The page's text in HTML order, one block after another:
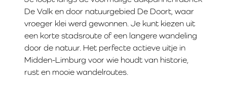
De Valk en door natuurgebied De Doort, waar
vroeger klei werd gewonnen. Je kunt kiezen uit
een korte stadsroute of een langere wandeling
door de natuur. Het perfecte actieve uitje in
Midden-Limburg voor wie houdt van historie,
rust en mooie wandelroutes.